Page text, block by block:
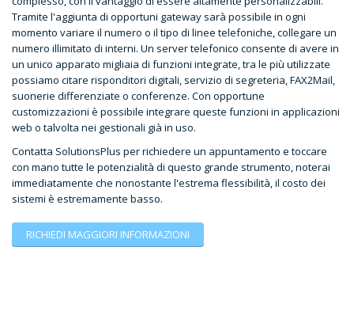
Tramite l'aggiunta di opportuni gateway sarà possibile in ogni
momento variare il numero o il tipo di linee telefoniche, collegare un
numero illimitato di interni. Un server telefonico consente di avere in
un unico apparato migliaia di funzioni integrate, tra le più utilizzate
possiamo citare risponditori digitali, servizio di segreteria, FAX2Mail,
suonerie differenziate o conferenze. Con opportune
customizzazioni è possibile integrare queste funzioni in applicazioni
web o talvolta nei gestionali già in uso.
Contatta SolutionsPlus per richiedere un appuntamento e toccare
con mano tutte le potenzialità di questo grande strumento, noterai
immediatamente che nonostante l'estrema flessibilità, il costo dei
sistemi è estremamente basso.
RICHIEDI MAGGIORI INFORMAZIONI